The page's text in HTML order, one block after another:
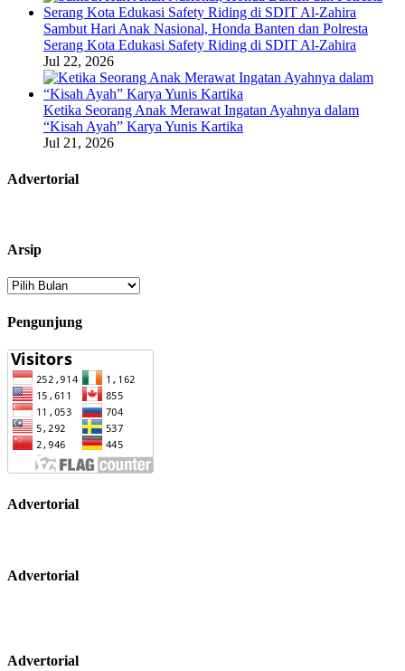
Sambut Hari Anak Nasional, Honda Banten dan Polresta
Serang Kota Edukasi Safety Riding di SDIT Al-Zahira
Jul 22, 2026
Ketika Seorang Anak Merawat Ingatan Ayahnya dalam
“Kisah Ayah” Karya Yunis Kartika
Jul 21, 2026
Advertorial
Arsip
Arsip
Pengunjung
Advertorial
Advertorial
Advertorial